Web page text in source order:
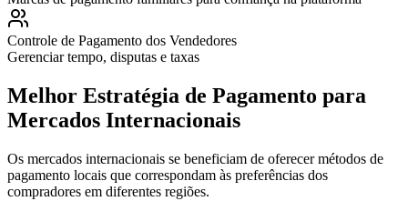
Controle de Pagamento dos Vendedores
Gerenciar tempo, disputas e taxas
Melhor Estratégia de Pagamento para
Mercados Internacionais
Os mercados internacionais se beneficiam de oferecer métodos de
pagamento locais que correspondam às preferências dos
compradores em diferentes regiões.